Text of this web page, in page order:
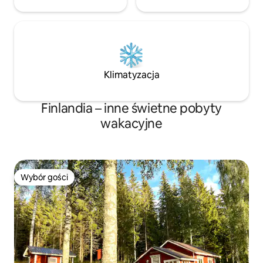
Klimatyzacja
Finlandia – inne świetne pobyty
wakacyjne
Wybór gości
Wybór gości